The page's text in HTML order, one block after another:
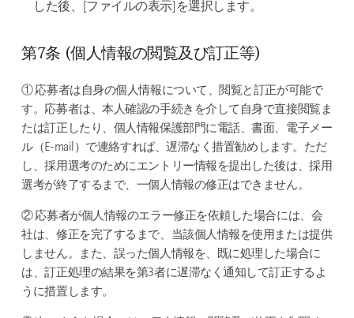
した後、[ファイルの表示]を選択します。
第7条 (個人情報の閲覧及び訂正等)
① 応募者は自身の個人情報について、閲覧と訂正が可能で
す。応募者は、本人確認の手続きを介して自身で直接閲覧ま
たは訂正したり、個人情報保護部門に電話、書面、電子メー
ル（E-mail）で連絡すれば、遅滞なく措置勧めします。ただ
し、採用選考のためにエントリー情報を提出した後は、採用
選考が終了するまで、一個人情報の修正はできません。
② 応募者が個人情報のエラー修正を依頼した場合には、会
社は、修正を完了するまで、当該個人情報を使用または提供
しません。また、誤った個人情報を、既に処理した場合に
は、訂正処理の結果を第3者に遅滞なく通知して訂正するよ
うに措置します。